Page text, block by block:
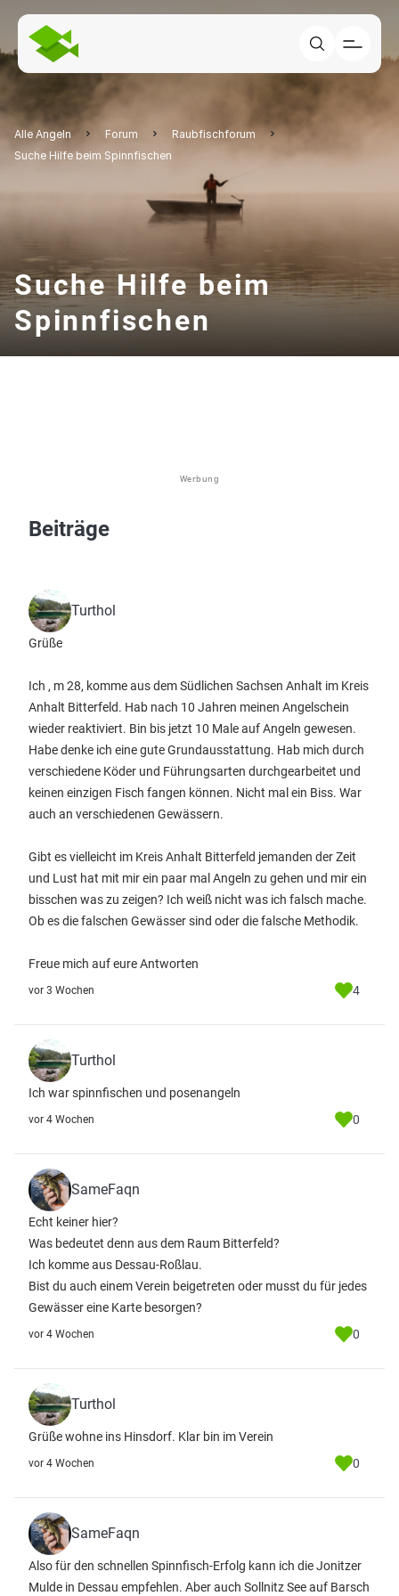
Alle Angeln Forum
Raubfischforum
Suche Hilfe beim Spinnfischen
Suche Hilfe beim
Spinnfischen
Werbung
Beiträge
Turthol
Grüße
Ich , m 28, komme aus dem Südlichen Sachsen Anhalt im Kreis
Anhalt Bitterfeld. Hab nach 10 Jahren meinen Angelschein
wieder reaktiviert. Bin bis jetzt 10 Male auf Angeln gewesen.
Habe denke ich eine gute Grundausstattung. Hab mich durch
verschiedene Köder und Führungsarten durchgearbeitet und
keinen einzigen Fisch fangen können. Nicht mal ein Biss. War
auch an verschiedenen Gewässern.
Gibt es vielleicht im Kreis Anhalt Bitterfeld jemanden der Zeit
und Lust hat mit mir ein paar mal Angeln zu gehen und mir ein
bisschen was zu zeigen? Ich weiß nicht was ich falsch mache.
Ob es die falschen Gewässer sind oder die falsche Methodik.
Freue mich auf eure Antworten
vor 3 Wochen 4
Turthol
Ich war spinnfischen und posenangeln
vor 4 Wochen 0
SameFaqn
Echt keiner hier?
Was bedeutet denn aus dem Raum Bitterfeld?
Ich komme aus Dessau-Roßlau.
Bist du auch einem Verein beigetreten oder musst du für jedes
Gewässer eine Karte besorgen?
vor 4 Wochen 0
Turthol
Grüße wohne ins Hinsdorf. Klar bin im Verein
vor 4 Wochen 0
SameFaqn
Also für den schnellen Spinnfisch-Erfolg kann ich die Jonitzer
Mulde in Dessau empfehlen. Aber auch Sollnitz See auf Barsch